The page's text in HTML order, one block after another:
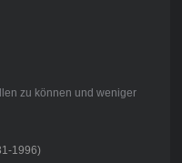
zu können und weniger
1996)